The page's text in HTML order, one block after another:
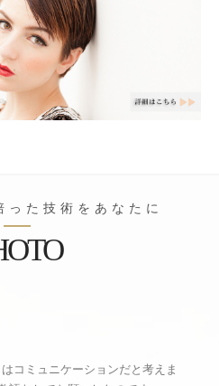
った技術をあなたに
コミュニケーションだと考えま